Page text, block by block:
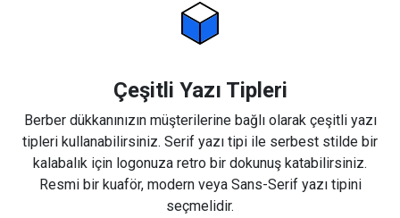
Çeşitli Yazı Tipleri
Berber dükkanınızın müşterilerine bağlı olarak çeşitli yazı
tipleri kullanabilirsiniz. Serif yazı tipi ile serbest stilde bir
kalabalık için logonuza retro bir dokunuş katabilirsiniz.
Resmi bir kuaför, modern veya Sans-Serif yazı tipini
seçmelidir.